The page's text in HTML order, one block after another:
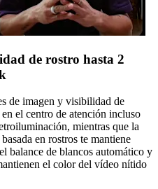
de rostro hasta 2
de imagen y visibilidad de
el centro de atención incluso
mientras que la
en rostros te mantiene
balance de blancos automático y
el color del vídeo nítido